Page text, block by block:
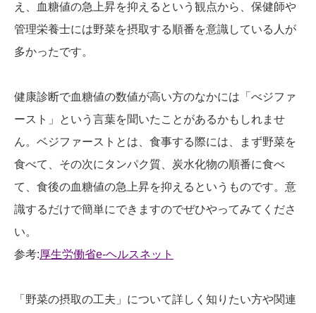
え、血糖値の急上昇を抑えるという観点から、保健師や
管理栄養士には野菜を摂取する順番を意識している人が
多かったです。
健康診断で血糖値の数値が高い方のなかには「べジファ
ースト」という言葉を聞いたことがあるかもしれませ
ん。ベジファーストとは、食事する際には、まず野菜を
食べて、その次にタンパク質、炭水化物の順番に食べ
て、食後の血糖値の急上昇を抑えるというものです。意
識するだけで簡単にできますのでぜひやってみてくださ
い。
参考:厚生労働省e-ヘルスネット
「野菜の摂取の工夫」について詳しく知りたい方や関連